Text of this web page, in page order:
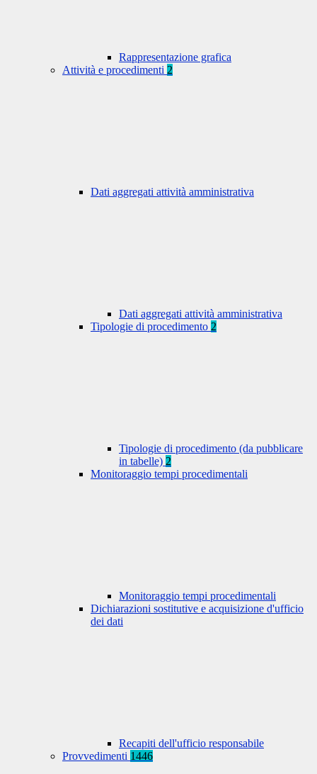
Rappresentazione grafica
Attività e procedimenti 2
Dati aggregati attività amministrativa
Dati aggregati attività amministrativa
Tipologie di procedimento 2
Tipologie di procedimento (da pubblicare
in tabelle) 2
Monitoraggio tempi procedimentali
Monitoraggio tempi procedimentali
Dichiarazioni sostitutive e acquisizione d'ufficio
dei dati
Recapiti dell'ufficio responsabile
Provvedimenti 1446